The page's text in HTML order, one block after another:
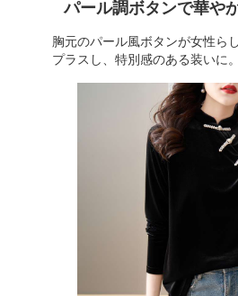
パール調ボタンで華や
胸元のパール風ボタンが女性ら
プラスし、特別感のある装いに。